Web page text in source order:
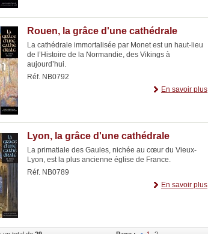
Rouen, la grâce d'une cathédrale
La cathédrale immortalisée par Monet est un haut-lieu
de l’Histoire de la Normandie, des Vikings à
aujourd’hui.
Réf. NB0792
En savoir plus
Lyon, la grâce d'une cathédrale
La primatiale des Gaules, nichée au cœur du Vieux-
Lyon, est la plus ancienne église de France.
Réf. NB0789
En savoir plus